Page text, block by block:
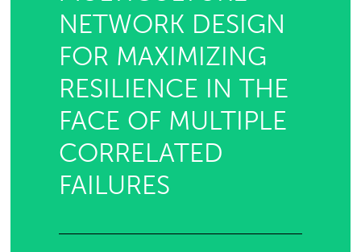
NETWORK DESIGN
FOR MAXIMIZING
RESILIENCE IN THE
FACE OF MULTIPLE
CORRELATED
FAILURES